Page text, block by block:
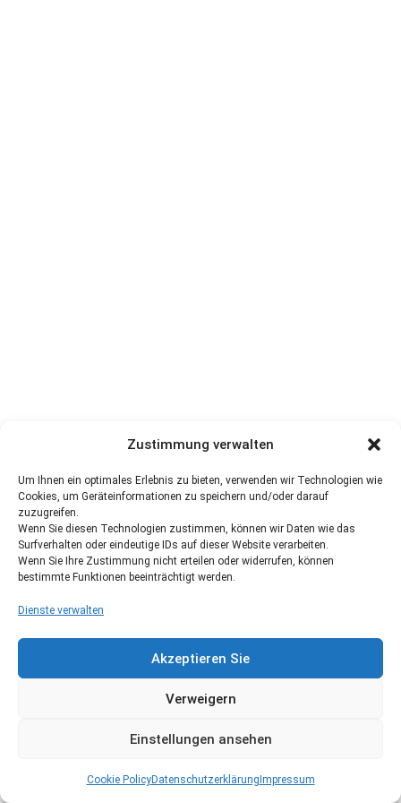
Zustimmung verwalten
Um Ihnen ein optimales Erlebnis zu bieten, verwenden wir Technologien wie
Cookies, um Geräteinformationen zu speichern und/oder darauf
zuzugreifen.
Wenn Sie diesen Technologien zustimmen, können wir Daten wie das
Surfverhalten oder eindeutige IDs auf dieser Website verarbeiten.
Wenn Sie Ihre Zustimmung nicht erteilen oder widerrufen, können
bestimmte Funktionen beeinträchtigt werden.
Dienste verwalten
Akzeptieren Sie
Verweigern
Einstellungen ansehen
Cookie PolicyDatenschutzerklärung Impressum